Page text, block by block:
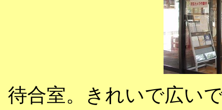
待合室。きれいで広い